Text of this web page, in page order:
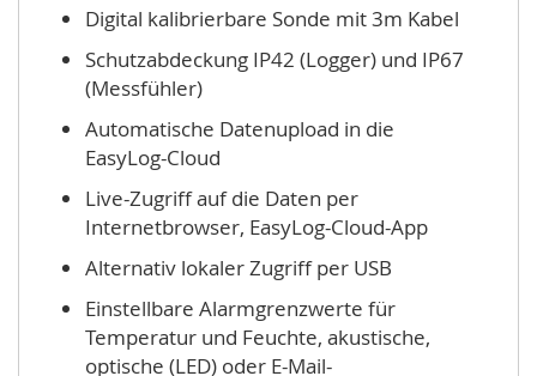
Digital kalibrierbare Sonde mit 3m Kabel
Schutzabdeckung IP42 (Logger) und IP67
(Messfühler)
Automatische Datenupload in die
EasyLog-Cloud
Live-Zugriff auf die Daten per
Internetbrowser, EasyLog-Cloud-App
Alternativ lokaler Zugriff per USB
Einstellbare Alarmgrenzwerte für
Temperatur und Feuchte, akustische,
optische (LED) oder E-Mail-